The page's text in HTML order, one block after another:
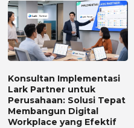
Konsultan Implementasi
Lark Partner untuk
Perusahaan: Solusi Tepat
Membangun Digital
Workplace yang Efektif